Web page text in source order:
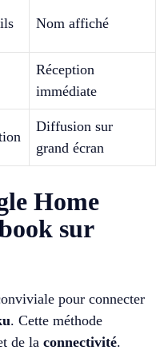
Nom affiché
Réception
immédiate
Diffusion sur
grand écran
Home
sur
pour connecter
. Cette méthode
de la connectivité.